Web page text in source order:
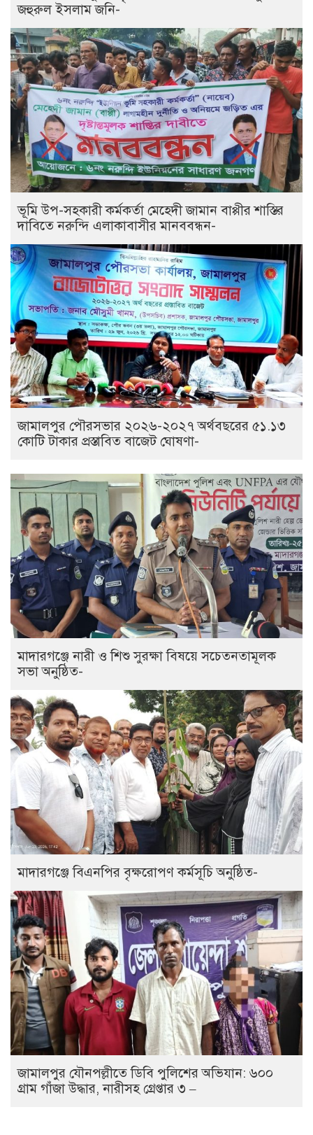
জহুরুল ইসলাম জনি-
ভূমি উপ-সহকারী কর্মকর্তা মেহেদী জামান বাপ্পীর শাস্তির
দাবিতে নরুন্দি এলাকাবাসীর মানববন্ধন-
জামালপুর পৌরসভার ২০২৬-২০২৭ অর্থবছরের ৫১.১৩
কোটি টাকার প্রস্তাবিত বাজেট ঘোষণা-
মাদারগঞ্জে নারী ও শিশু সুরক্ষা বিষয়ে সচেতনতামূলক
সভা অনুষ্ঠিত-
মাদারগঞ্জে বিএনপির বৃক্ষরোপণ কর্মসূচি অনুষ্ঠিত-
জামালপুর যৌনপল্লীতে ডিবি পুলিশের অভিযান: ৬০০
গ্রাম গাঁজা উদ্ধার, নারীসহ গ্রেপ্তার ৩ –